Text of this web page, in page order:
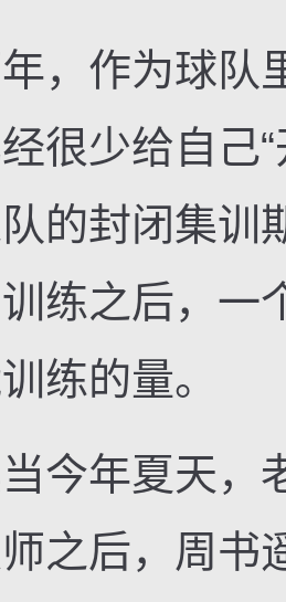
作为球队
很少给自己
的封闭集训
练之后，一
练的量。
年夏天，
之后，周书